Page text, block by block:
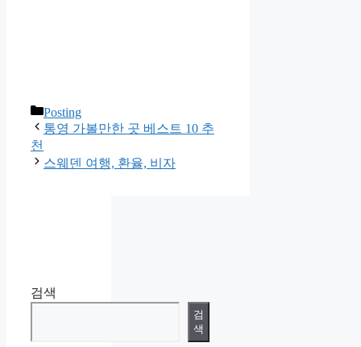
카
테
리
Posting
통영 가볼만한 곳 베스트 10 추
천
스웨덴 여행, 환율, 비자
검색
검
색